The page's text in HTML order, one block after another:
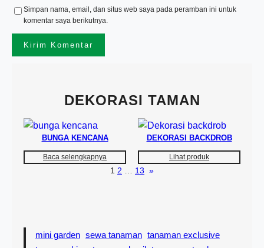
Simpan nama, email, dan situs web saya pada peramban ini untuk
komentar saya berikutnya.
DEKORASI TAMAN
BUNGA KENCANA
Baca selengkapnya
DEKORASI BACKDROB
Lihat produk
1 2 … 13 »
mini garden sewa tanaman tanaman exclusive